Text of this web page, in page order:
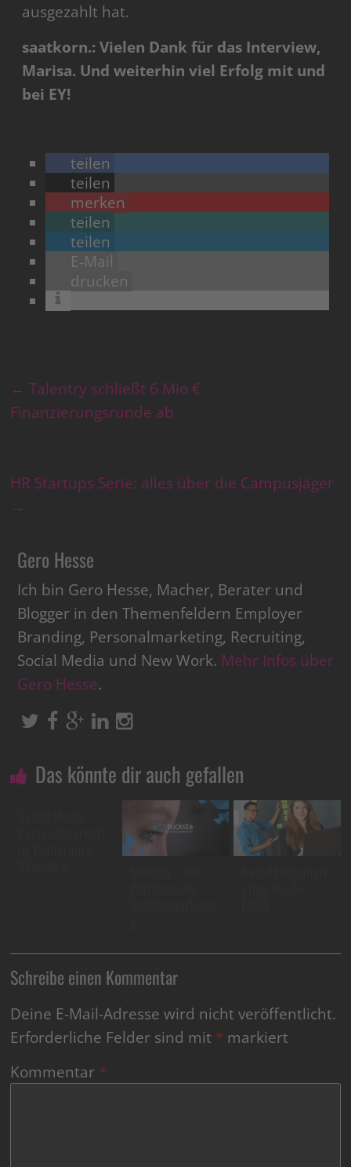
ausgezahlt hat.
saatkorn.: Vielen Dank für das Interview,
Marisa. Und weiterhin viel Erfolg mit und
bei EY!
teilen
teilen
merken
teilen
teilen
E-Mail
drucken
← Talentry schließt 6 Mio €
Finanzierungsrunde ab
HR Startups Serie: alles über die Campusjäger
→
Gero Hesse
Ich bin Gero Hesse, Macher, Berater und
Blogger in den Themenfeldern Employer
Branding, Personalmarketing, Recruiting,
Social Media und New Work. Mehr Infos über
Gero Hesse.
Das könnte dir auch gefallen
Schreibe einen Kommentar
Deine E-Mail-Adresse wird nicht veröffentlicht.
Erforderliche Felder sind mit * markiert
Kommentar *